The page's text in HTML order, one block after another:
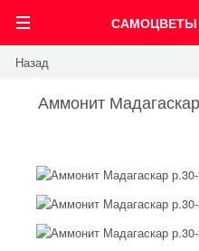
САМОЦВЕТЫ
Назад
Аммонит